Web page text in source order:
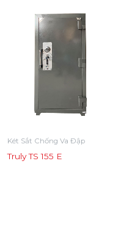
Két Sắt Chống Va Đập
Truly TS 155 E